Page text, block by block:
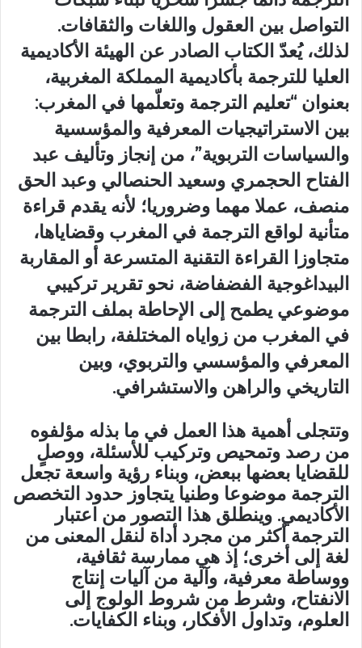
التواصل بين العقول واللغات والثقافات.
لذلك، يُعدّ الكتاب الصادر عن الهيئة الأكاديمية
العليا للترجمة بأكاديمية المملكة المغربية،
بعنوان “تعليم الترجمة وتعلّمها في المغرب:
بين الاستراتيجيات المعرفية والمؤسسية
والسياسات التربوية”، من إنجاز وتأليف عبد
الفتاح الحجمري وسعيد الحنصالي وعبد الحق
منصف، عملا مهما وضروريا؛ لأنه يقدم قراءة
متأنية لواقع الترجمة في المغرب وقضاياها،
متجاوزا القراءة التقنية المتسرعة أو المقاربة
البيداغوجية الفضفاضة، نحو تقرير تركيبي
موضوعي يطمح إلى الإحاطة بملف الترجمة
في المغرب من زواياه المختلفة، رابطا بين
المعرفي والمؤسسي والتربوي، وبين
التاريخي والراهن والاستشرافي.
وتتجلى أهمية هذا العمل في ما بذله مؤلفوه
من رصد وتمحيص وتركيب للأسئلة، ووصلٍ
للقضايا بعضها ببعض، وبناء رؤية واسعة تجعل
الترجمة موضوعا وطنيا يتجاوز حدود التخصص
الأكاديمي. وينطلق هذا التصور من اعتبار
الترجمة أكثر من مجرد أداة لنقل المعنى من
لغة إلى أخرى؛ إذ هي ممارسة ثقافية،
ووساطة معرفية، وآلية من آليات إنتاج
الانفتاح، وشرط من شروط الولوج إلى
العلوم، وتداول الأفكار، وبناء الكفايات.